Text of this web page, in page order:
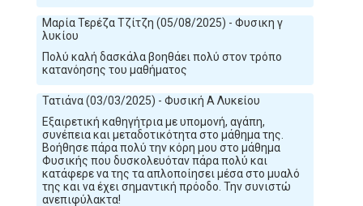
Μαρία Τερέζα Τζίτζη (05/08/2025) - Φυσικη γ
λυκίου
Πολύ καλή δασκάλα βοηθάει πολύ στον τρόπο
κατανόησης του μαθήματος
Τατιάνα (03/03/2025) - Φυσική Α Λυκείου
Εξαιρετική καθηγήτρια με υπομονή, αγάπη,
συνέπεια και μεταδοτικότητα στο μάθημα της.
Βοήθησε πάρα πολύ την κόρη μου στο μάθημα
Φυσικής που δυσκολευόταν πάρα πολύ και
κατάφερε να της τα απλοποίησει μέσα στο μυαλό
της και να έχει σημαντική πρόοδο. Την συνιστώ
ανεπιφύλακτα!